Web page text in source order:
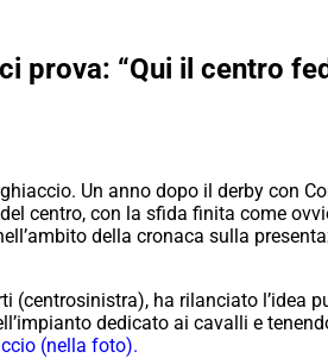
prova: “Qui il centro
Un anno dopo il derby con
centro, con la sfida finita come
della cronaca sulla
ha rilanciato l’idea
dedicato ai cavalli e
(nella foto).